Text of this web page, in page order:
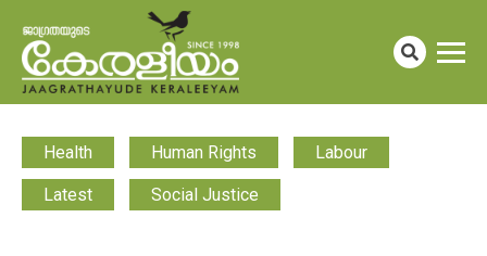
Health Human Rights Labour
Latest Social Justice